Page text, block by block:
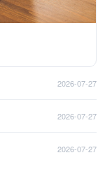
2026-07-27
2026-07-27
2026-07-27